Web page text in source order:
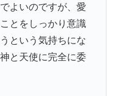
よいのですが、愛
とをしっかり意識
という気持ちにな
と天使に完全に委